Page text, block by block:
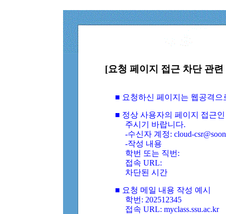
[요청 페이지 접근 차단 관
■ 요청하신 페이지는 웹공격
■ 정상 사용자의 페이지 접근
주시기 바랍니다.
-수신자 계정: cloud-
-작성 내용
학번 또는 직번:
접속 URL:
차단된 시간
■ 요청 메일 내용 작성 예시
학번: 202512345
접속 URL: myclass.ssu.ac.kr